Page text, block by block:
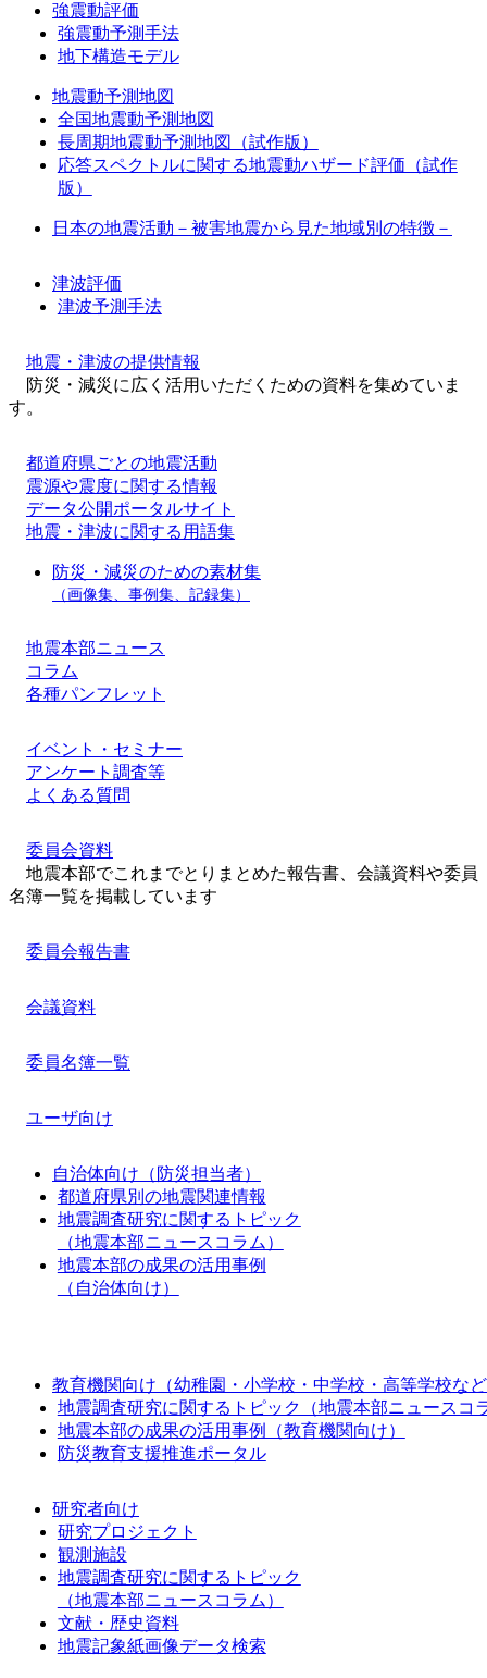
強震動評価
強震動予測手法
地下構造モデル
地震動予測地図
全国地震動予測地図
長周期地震動予測地図（試作版）
応答スペクトルに関する地震動ハザード評価（試作
版）
日本の地震活動－被害地震から見た地域別の特徴－
津波評価
津波予測手法
地震・津波の提供情報
防災・減災に広く活用いただくための資料を集めていま
す。
都道府県ごとの地震活動
震源や震度に関する情報
データ公開ポータルサイト
地震・津波に関する用語集
防災・減災のための素材集
（画像集、事例集、記録集）
地震本部ニュース
コラム
各種パンフレット
イベント・セミナー
アンケート調査等
よくある質問
委員会資料
地震本部でこれまでとりまとめた報告書、会議資料や委員
名簿一覧を掲載しています
委員会報告書
会議資料
委員名簿一覧
ユーザ向け
自治体向け（防災担当者）
都道府県別の地震関連情報
地震調査研究に関するトピック
（地震本部ニュースコラム）
地震本部の成果の活用事例
（自治体向け）
教育機関向け（幼稚園・小学校・中学校・高等学校な
地震調査研究に関するトピック（地震本部ニュースコ
地震本部の成果の活用事例（教育機関向け）
防災教育支援推進ポータル
研究者向け
研究プロジェクト
観測施設
地震調査研究に関するトピック
（地震本部ニュースコラム）
文献・歴史資料
地震記象紙画像データ検索